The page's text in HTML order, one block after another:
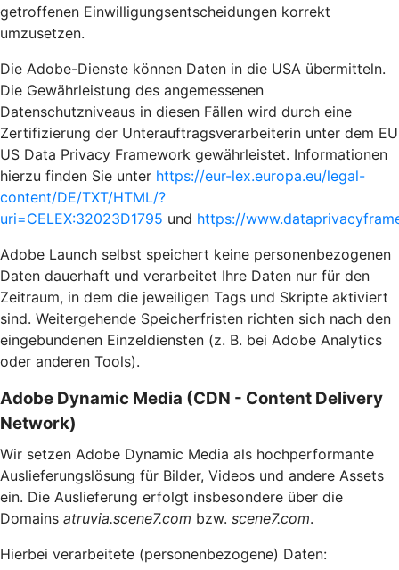
getroffenen Einwilligungsentscheidungen korrekt
umzusetzen.
Die Adobe-Dienste können Daten in die USA übermitteln.
Die Gewährleistung des angemessenen
Datenschutzniveaus in diesen Fällen wird durch eine
Zertifizierung der Unterauftragsverarbeiterin unter dem EU
US Data Privacy Framework gewährleistet. Informationen
hierzu finden Sie unter https://eur-lex.europa.eu/legal-
content/DE/TXT/HTML/?
uri=CELEX:32023D1795 und https://
Adobe Launch selbst speichert keine personenbezogenen
Daten dauerhaft und verarbeitet Ihre Daten nur für den
Zeitraum, in dem die jeweiligen Tags und Skripte aktiviert
sind. Weitergehende Speicherfristen richten sich nach den
eingebundenen Einzeldiensten (z. B. bei Adobe Analytics
oder anderen Tools).
Adobe Dynamic Media (CDN - Content Delivery
Network)
Wir setzen Adobe Dynamic Media als hochperformante
Auslieferungslösung für Bilder, Videos und andere Assets
ein. Die Auslieferung erfolgt insbesondere über die
Domains atruvia.scene7.com bzw. scene7.com.
Hierbei verarbeitete (personenbezogene) Daten: